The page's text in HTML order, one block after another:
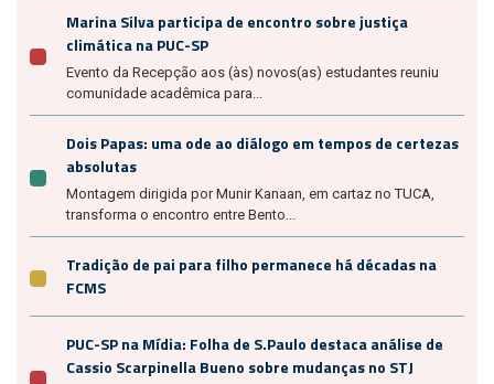
Marina Silva participa de encontro sobre justiça
climática na PUC-SP
Evento da Recepção aos (às) novos(as) estudantes reuniu
comunidade acadêmica para...
Dois Papas: uma ode ao diálogo em tempos de certezas
absolutas
Montagem dirigida por Munir Kanaan, em cartaz no TUCA,
transforma o encontro entre Bento...
Tradição de pai para filho permanece há décadas na
FCMS
PUC-SP na Mídia: Folha de S.Paulo destaca análise de
Cassio Scarpinella Bueno sobre mudanças no STJ